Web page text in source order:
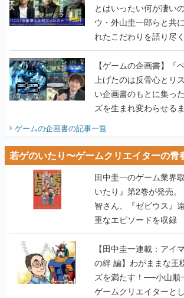
とはいったい何が凄い
ウ・外山圭一郎らと共
れたこだわりを語り尽
画書】
【ゲームの企画書】『
上げたのは反骨心とリ
い企画書のもとに集っ
ズを生まれ変わらせる
ゲームの企画書の記事一覧
若ゲのいたり〜ゲームクリエイターの青
田中圭一のゲーム業界
いたり』第2巻が発売
智さん、『ゼビウス』
重なエピソードを収録
【田中圭一連載：アイマ
の絆 編】わがままな王
ズを満たす！──小山順
ゲームクリエイターと